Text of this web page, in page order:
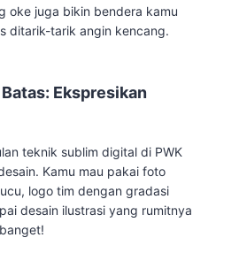
oke juga bikin bendera kamu
ditarik-tarik angin kencang.
Ekspresikan
teknik sublim digital di PWK
Kamu mau pakai foto
logo tim dengan gradasi
desain ilustrasi yang rumitnya